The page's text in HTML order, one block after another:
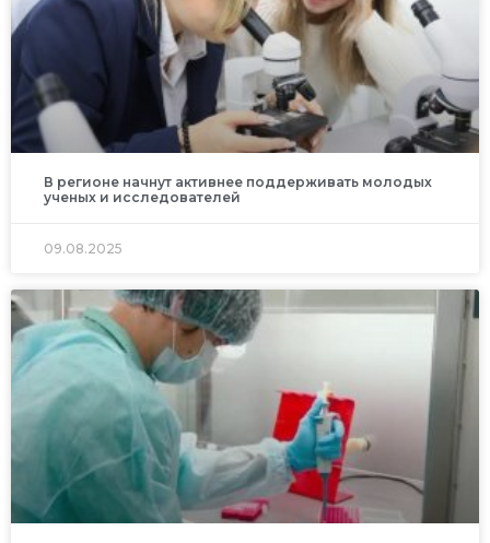
В регионе начнут активнее поддерживать молодых
ученых и исследователей
09.08.2025